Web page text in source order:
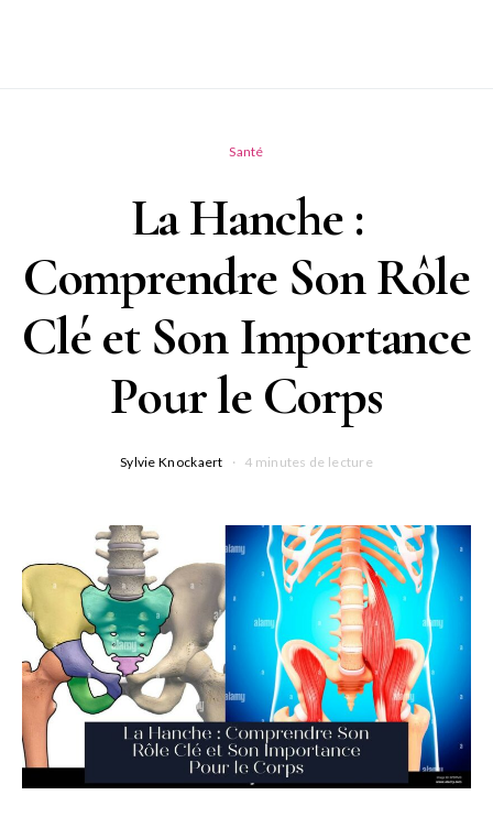
Santé
La Hanche :
Comprendre Son Rôle
Clé et Son Importance
Pour le Corps
Sylvie Knockaert 4 minutes de lecture